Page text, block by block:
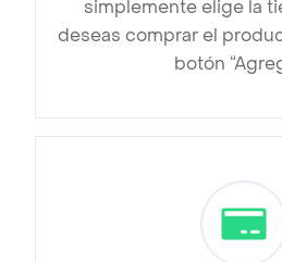
simplemente elige la
deseas comprar el
botón